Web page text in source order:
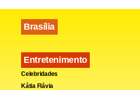
Brasília
Entretenimento
Celebridades
Kátia Flávia